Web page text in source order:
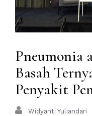
Pneumonia
Basah
Penyakit
Widyanti Yuliandari